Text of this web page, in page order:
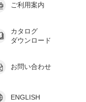
ご利用案内
カタログ
ダウンロード
お問い合わせ
ENGLISH